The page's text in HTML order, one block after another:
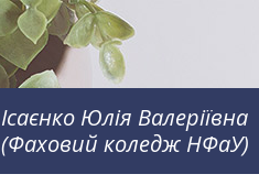
Ісаєнко Юлія Валеріївна
(Фаховий коледж НФаУ)